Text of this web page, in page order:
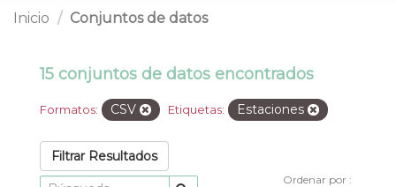
Inicio Conjuntos de datos
15 conjuntos de datos encontrados
Formatos: CSV Etiquetas: Estaciones
Filtrar Resultados
Ordenar por